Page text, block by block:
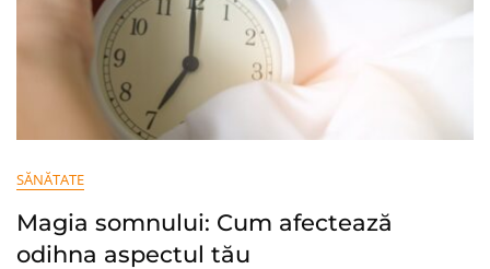
SĂNĂTATE
Magia somnului: Cum afectează
odihna aspectul tău